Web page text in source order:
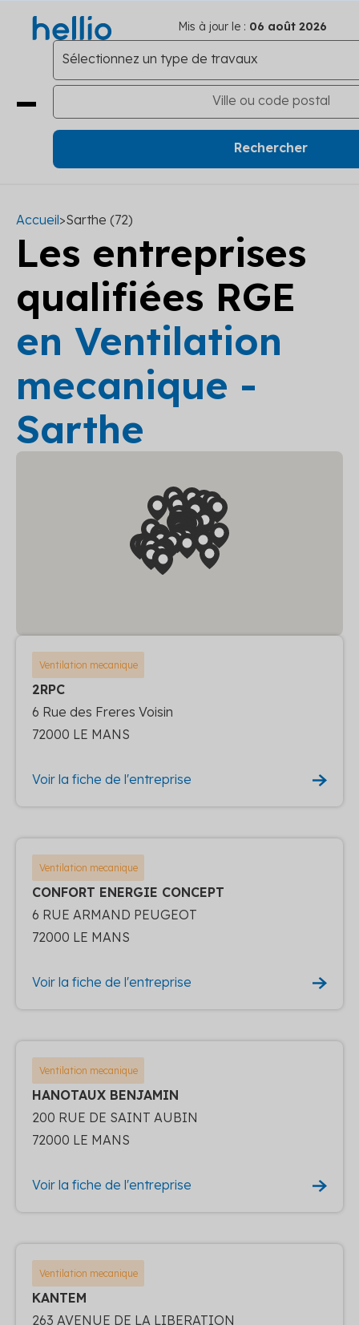
Mis à jour le : 06 août 2026
Accueil>Sarthe (72)
Les entreprises
qualifiées RGE
en Ventilation
mecanique -
Sarthe
Ventilation mecanique
2RPC
6 Rue des Freres Voisin
72000 LE MANS
Voir la fiche de l'entreprise
Ventilation mecanique
CONFORT ENERGIE CONCEPT
6 RUE ARMAND PEUGEOT
72000 LE MANS
Voir la fiche de l'entreprise
Ventilation mecanique
HANOTAUX BENJAMIN
200 RUE DE SAINT AUBIN
72000 LE MANS
Voir la fiche de l'entreprise
Ventilation mecanique
KANTEM
263 AVENUE DE LA LIBERATION